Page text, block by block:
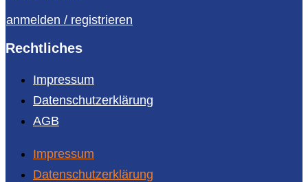
anmelden / registrieren
Rechtliches
Impressum
Datenschutzerklärung
AGB
Impressum
Datenschutzerklärung